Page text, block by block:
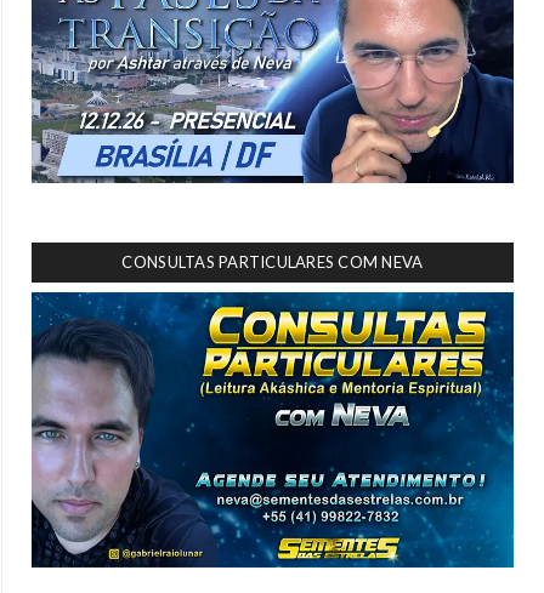
CONSULTAS PARTICULARES COM NEVA